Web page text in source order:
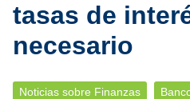
tasas de
necesario
Noticias sobre Finanzas